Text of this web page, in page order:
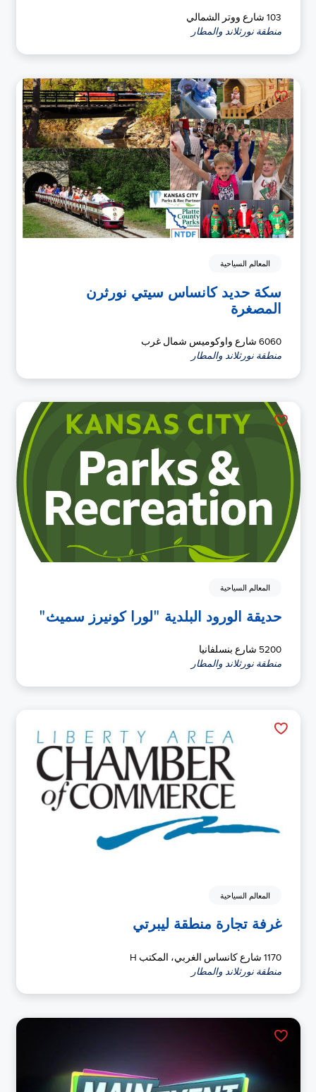
103 شارع ووتر الشمالي
منطقة نورثلاند والمطار
المعالم السياحية
سكة حديد كانساس سيتي نورثرن
المصغرة
6060 شارع واوكوميس شمال غرب
منطقة نورثلاند والمطار
المعالم السياحية
حديقة الورود البلدية "لورا كونيرز سميث"
5200 شارع بنسلفانيا
منطقة نورثلاند والمطار
المعالم السياحية
غرفة تجارة منطقة ليبرتي
1170 شارع كانساس الغربي، المكتب H
منطقة نورثلاند والمطار